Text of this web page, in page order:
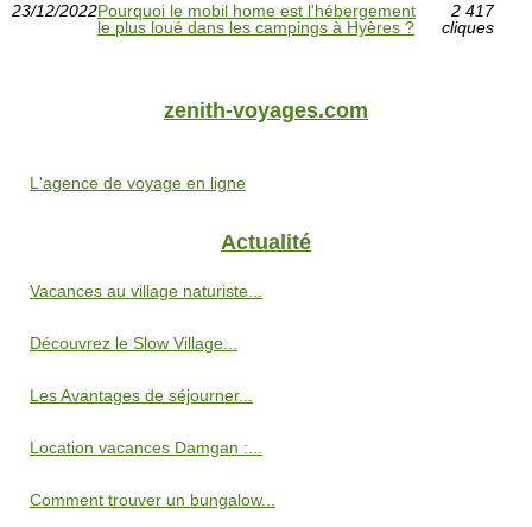
23/12/2022Pourquoi le mobil home est l'hébergement
le plus loué dans les campings à Hyères ?
2 417
cliques
zenith-voyages.com
L'agence de voyage en ligne
Actualité
Vacances au village naturiste...
Découvrez le Slow Village...
Les Avantages de séjourner...
Location vacances Damgan :...
Comment trouver un bungalow...